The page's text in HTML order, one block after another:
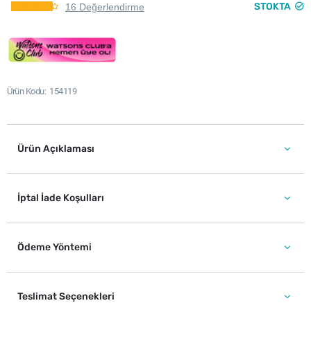
16 Değerlendirme STOKTA
Ürün Kodu 154119
Ürün Açıklaması
İptal İade Koşulları
Ödeme Yöntemi
Teslimat Seçenekleri